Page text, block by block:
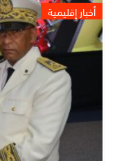
أخبار إقليمية